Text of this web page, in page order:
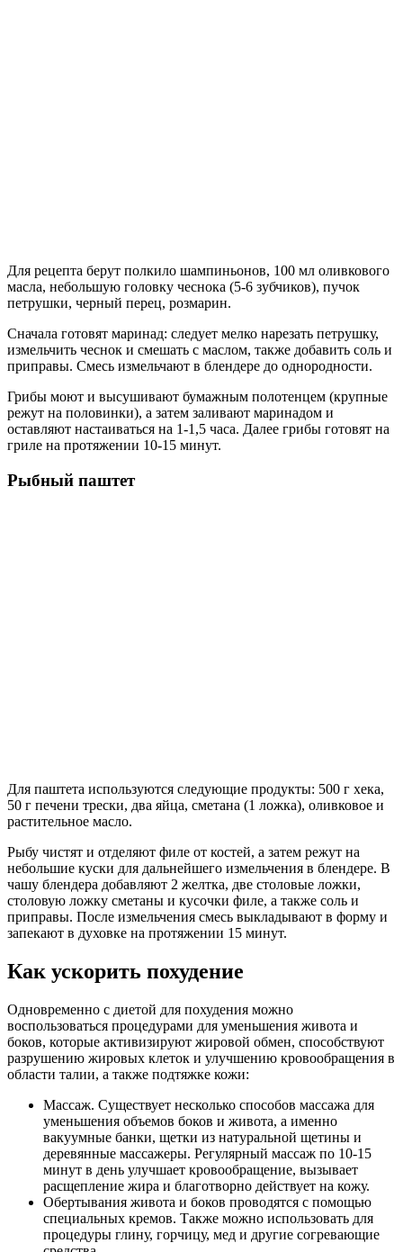
Для рецепта берут полкило шампиньонов, 100 мл оливкового
масла, небольшую головку чеснока (5-6 зубчиков), пучок
петрушки, черный перец, розмарин.
Сначала готовят маринад: следует мелко нарезать петрушку,
измельчить чеснок и смешать с маслом, также добавить соль и
приправы. Смесь измельчают в блендере до однородности.
Грибы моют и высушивают бумажным полотенцем (крупные
режут на половинки), а затем заливают маринадом и
оставляют настаиваться на 1-1,5 часа. Далее грибы готовят на
гриле на протяжении 10-15 минут.
Рыбный паштет
Для паштета используются следующие продукты: 500 г хека,
50 г печени трески, два яйца, сметана (1 ложка), оливковое и
растительное масло.
Рыбу чистят и отделяют филе от костей, а затем режут на
небольшие куски для дальнейшего измельчения в блендере. В
чашу блендера добавляют 2 желтка, две столовые ложки,
столовую ложку сметаны и кусочки филе, а также соль и
приправы. После измельчения смесь выкладывают в форму и
запекают в духовке на протяжении 15 минут.
Как ускорить похудение
Одновременно с диетой для похудения можно
воспользоваться процедурами для уменьшения живота и
боков, которые активизируют жировой обмен, способствуют
разрушению жировых клеток и улучшению кровообращения в
области талии, а также подтяжке кожи:
Массаж. Существует несколько способов массажа для
уменьшения объемов боков и живота, а именно
вакуумные банки, щетки из натуральной щетины и
деревянные массажеры. Регулярный массаж по 10-15
минут в день улучшает кровообращение, вызывает
расщепление жира и благотворно действует на кожу.
Обертывания живота и боков проводятся с помощью
специальных кремов. Также можно использовать для
процедуры глину, горчицу, мед и другие согревающие